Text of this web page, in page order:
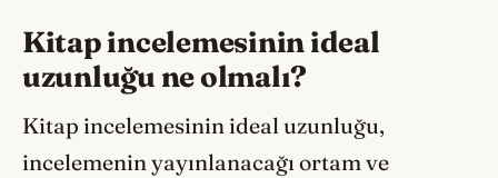
Kitap incelemesinin ideal
uzunluğu ne olmalı?
Kitap incelemesinin ideal uzunluğu,
incelemenin yayınlanacağı ortam ve